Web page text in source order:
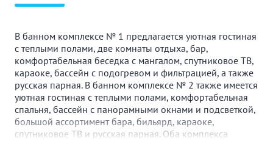
В банном комплексе № 1 предлагается уютная гостиная
с теплыми полами, две комнаты отдыха, бар,
комфортабельная беседка с мангалом, спутниковое ТВ,
караоке, бассейн с подогревом и фильтрацией, а также
русская парная. В банном комплексе № 2 также имеется
уютная гостиная с теплыми полами, комфортабельная
спальня, бассейн с панорамными окнами и подсветкой,
большой ассортимент бара, бильярд, караоке,
спутниковое ТВ и русская парная. Оба комплекса